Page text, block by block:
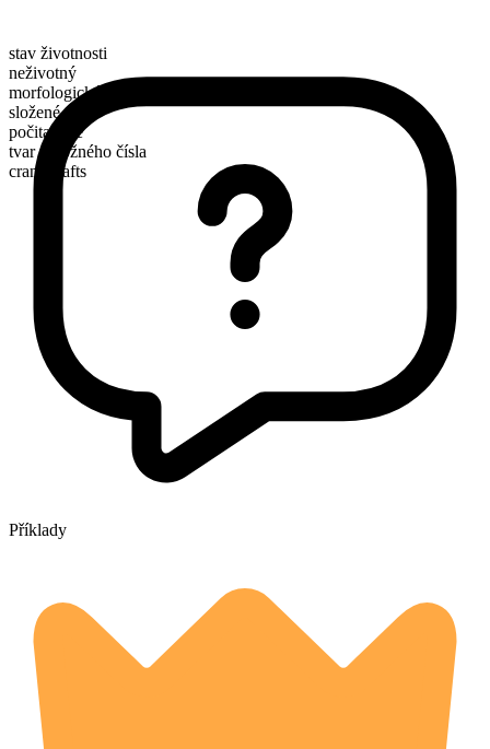
stav životnosti
neživotný
morfologické složení
složené
počitatelné
tvar množného čísla
crankshafts
Příklady